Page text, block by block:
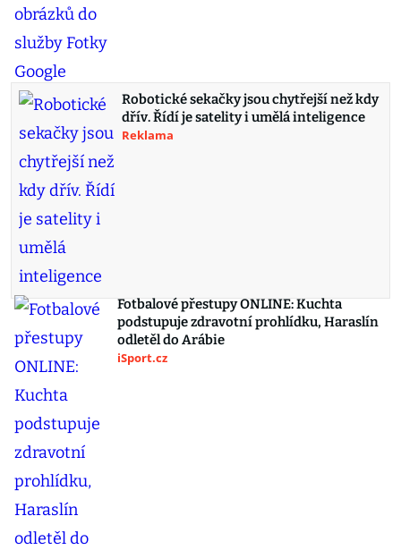
Robotické sekačky jsou chytřejší než kdy
dřív. Řídí je satelity i umělá inteligence
Reklama
Fotbalové přestupy ONLINE: Kuchta
podstupuje zdravotní prohlídku, Haraslín
odletěl do Arábie
iSport.cz